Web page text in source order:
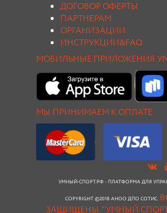
ДОГОВОР ОФЕРТЫ
ПАРТНЕРАМ
ОРГАНИЗАЦИИ
ИНСТРУКЦИИ&FAQ
МОБИЛЬНЫЕ ПРИЛОЖЕНИЯ
МЫ ПРИНИМАЕМ К ОПЛАТЕ
УМНЫЙ-СПОРТ.РФ - ПЛАТФОРМА ДЛЯ
COPYRIGHT ©2018 АНОО ДПО СОТИС.
ЗАЩИЩЕНЫ."УМНЫЙ